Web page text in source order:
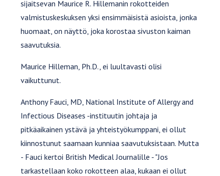
sijaitsevan Maurice R. Hillemanin rokotteiden
valmistuskeskuksen yksi ensimmäisistä asioista, jonka
huomaat, on näyttö, joka korostaa sivuston kaiman
saavutuksia.
Maurice Hilleman, Ph.D., ei luultavasti olisi
vaikuttunut.
Anthony Fauci, MD, National Institute of Allergy and
Infectious Diseases -instituutin johtaja ja
pitkäaikainen ystävä ja yhteistyökumppani, ei ollut
kiinnostunut saamaan kunniaa saavutuksistaan. Mutta
- Fauci kertoi British Medical Journalille - "Jos
tarkastellaan koko rokotteen alaa, kukaan ei ollut